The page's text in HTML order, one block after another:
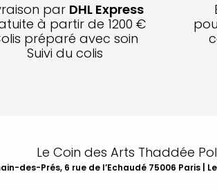
par DHL Express
à partir de 1200 €
préparé avec soin
Suivi du colis
Le Coin des Arts Thaddée
des-Prés, 6 rue de l’Echaudé 75006 Paris |